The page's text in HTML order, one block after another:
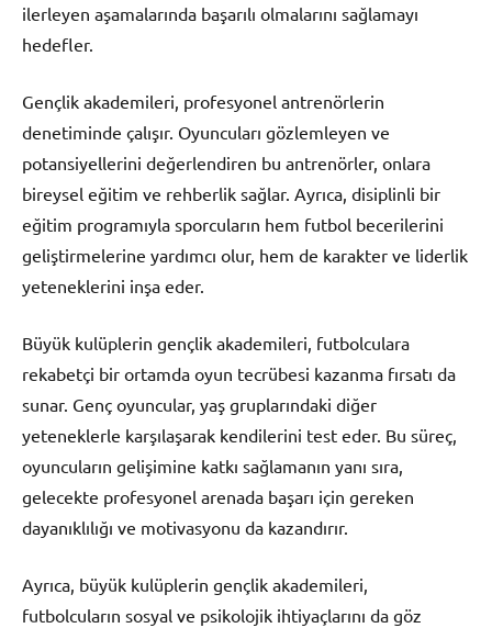
ilerleyen aşamalarında başarılı olmalarını sağlamayı
hedefler.
Gençlik akademileri, profesyonel antrenörlerin
denetiminde çalışır. Oyuncuları gözlemleyen ve
potansiyellerini değerlendiren bu antrenörler, onlara
bireysel eğitim ve rehberlik sağlar. Ayrıca, disiplinli bir
eğitim programıyla sporcuların hem futbol becerilerini
geliştirmelerine yardımcı olur, hem de karakter ve liderlik
yeteneklerini inşa eder.
Büyük kulüplerin gençlik akademileri, futbolculara
rekabetçi bir ortamda oyun tecrübesi kazanma fırsatı da
sunar. Genç oyuncular, yaş gruplarındaki diğer
yeteneklerle karşılaşarak kendilerini test eder. Bu süreç,
oyuncuların gelişimine katkı sağlamanın yanı sıra,
gelecekte profesyonel arenada başarı için gereken
dayanıklılığı ve motivasyonu da kazandırır.
Ayrıca, büyük kulüplerin gençlik akademileri,
futbolcuların sosyal ve psikolojik ihtiyaçlarını da göz